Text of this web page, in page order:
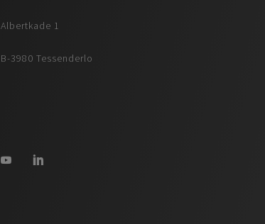
Albertkade 1
B-3980 Tessenderlo